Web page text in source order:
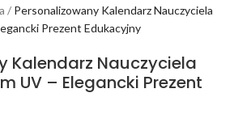
/ Personalizowany Kalendarz Nauczyciela
Prezent Edukacyjny
Kalendarz Nauczyciela
UV – Elegancki Prezent